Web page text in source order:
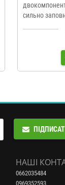
сильно
НАШІ
0662035484
0969352593